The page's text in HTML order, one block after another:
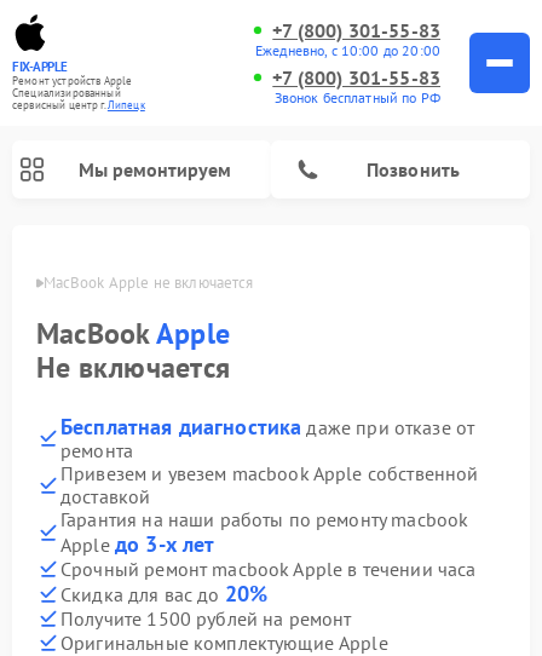
FIX-APPLE
Ремонт устройств Apple
Специализированный
cервисный центр г.Липецк
+7 (800) 301-55-83
Ежедневно, с 10:00 до 20:00
+7 (800) 301-55-83
Звонок бесплатный по РФ
Мы ремонтируем Позвонить
MacBook Apple не включается
MacBookApple
Не включается
Бесплатная диагностика даже при отказе от
ремонта
Привезем и увезем macbook Apple собственной
доставкой
Гарантия на наши работы по ремонту macbook
Apple до 3-х лет
Срочный ремонт macbook Apple в течении часа
Скидка для вас до 20%
Получите 1500 рублей на ремонт
Оригинальные комплектующие Apple